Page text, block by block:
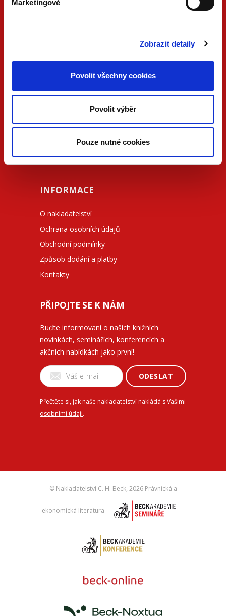
Marketingové
Zobrazit detaily
Povolit všechny cookies
Povolit výběr
Pouze nutné cookies
PDF
VERZE
KONTAKTUJTE NÁS
facebook.com/beck.cz
INFORMACE
O nakladatelství
Ochrana osobních údajů
Obchodní podmínky
Způsob dodání a platby
Kontakty
PŘIPOJTE SE K NÁM
Buďte informovaní o našich knižních
novinkách, seminářích, konferencích a
akčních nabídkách jako první!
ODESLAT
Přečtěte si, jak naše nakladatelství nakládá s Vašimi
osobními údaji.
© Nakladatelství C. H. Beck, 2026 Právnická a
ekonomická literatura